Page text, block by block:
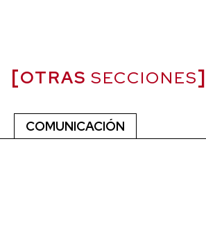
OTRAS SECCIONES
COMUNICACIÓN